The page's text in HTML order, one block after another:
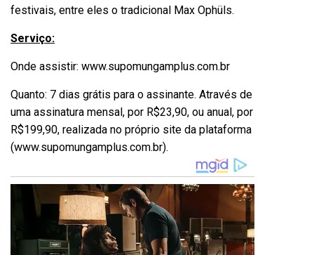
festivais, entre eles o tradicional Max Ophüls.
Serviço:
Onde assistir: www.supomungamplus.com.br
Quanto: 7 dias grátis para o assinante. Através de
uma assinatura mensal, por R$23,90, ou anual, por
R$199,90, realizada no próprio site da plataforma
(www.supomungamplus.com.br).